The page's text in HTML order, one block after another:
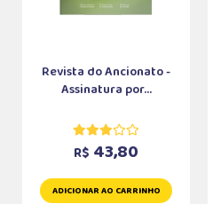
Revista do Ancionato -
Assinatura por...
R$ 43,80
ADICIONAR AO CARRINHO